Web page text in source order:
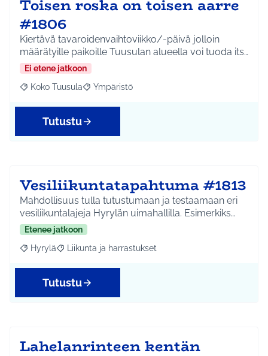
Toisen roska on toisen aarre
#1806
Kiertävä tavaroidenvaihtoviikko/-päivä jolloin
määrätyille paikoille Tuusulan alueella voi tuoda its…
Ei etene jatkoon
Rajaa tulokset aihepiirin mukaan: Koko Tuusula
Koko Tuusula Rajaa tulokset teeman mukaan: Ympäristö
Ympäristö
Tutustu
Vesiliikuntatapahtuma #1813
Mahdollisuus tulla tutustumaan ja testaamaan eri
vesiliikuntalajeja Hyrylän uimahallilla. Esimerkiks…
Etenee jatkoon
Rajaa tulokset aihepiirin mukaan: Hyrylä
Hyrylä Rajaa tulokset teeman mukaan: Liikunta ja
Liikunta ja harrastukset
Tutustu
Lahelanrinteen kentän